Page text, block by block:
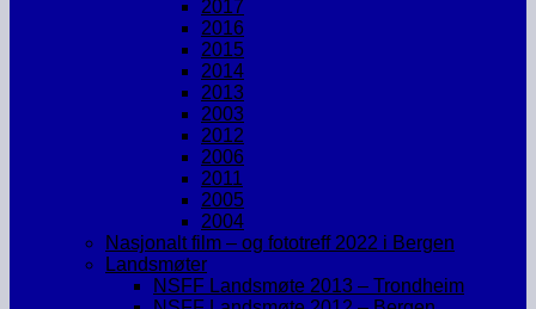
2017
2016
2015
2014
2013
2003
2012
2006
2011
2005
2004
Nasjonalt film – og fototreff 2022 i Bergen
Landsmøter
NSFF Landsmøte 2013 – Trondheim